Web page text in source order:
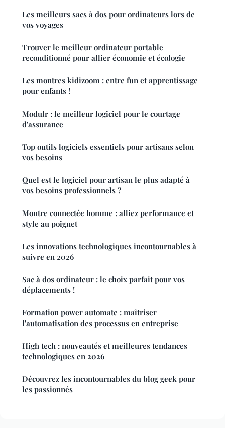
Les meilleurs sacs à dos pour ordinateurs lors de
vos voyages
Trouver le meilleur ordinateur portable
reconditionné pour allier économie et écologie
Les montres kidizoom : entre fun et apprentissage
pour enfants !
Modulr : le meilleur logiciel pour le courtage
d'assurance
Top outils logiciels essentiels pour artisans selon
vos besoins
Quel est le logiciel pour artisan le plus adapté à
vos besoins professionnels ?
Montre connectée homme : alliez performance et
style au poignet
Les innovations technologiques incontournables à
suivre en 2026
Sac à dos ordinateur : le choix parfait pour vos
déplacements !
Formation power automate : maîtriser
l'automatisation des processus en entreprise
High tech : nouveautés et meilleures tendances
technologiques en 2026
Découvrez les incontournables du blog geek pour
les passionnés